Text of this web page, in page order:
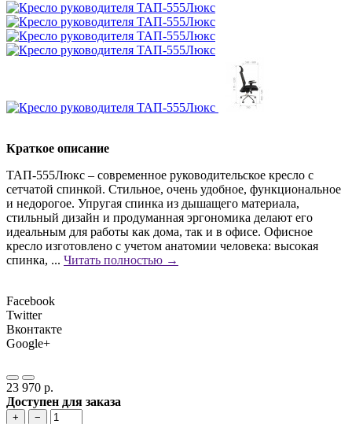
Краткое описание
ТАП-555Люкс – современное руководительское кресло с
сетчатой спинкой. Стильное, очень удобное, функциональное
и недорогое. Упругая спинка из дышащего материала,
стильный дизайн и продуманная эргономика делают его
идеальным для работы как дома, так и в офисе. Офисное
кресло изготовлено с учетом анатомии человека: высокая
спинка, ... Читать полностью →
Facebook
Twitter
Вконтакте
Google+
23 970 р.
Доступен для заказа
+
−